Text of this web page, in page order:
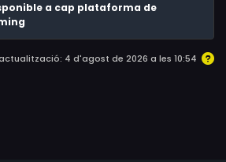
a cap plataforma de
4 d'agost de 2026 a les 10:54